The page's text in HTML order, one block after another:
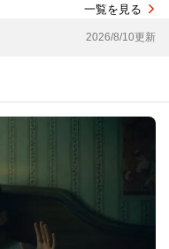
一覧を見る
2026/8/10更新